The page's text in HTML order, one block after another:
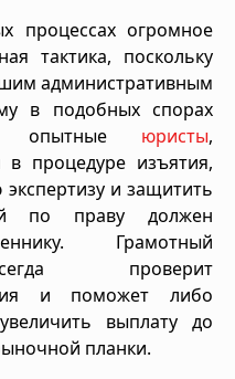
процессах огромное
тактика, поскольку
административным
в подобных спорах
опытные юристы,
процедуре изъятия,
и защитить
по праву должен
Грамотный
проверит
и поможет либо
выплату до
планки.